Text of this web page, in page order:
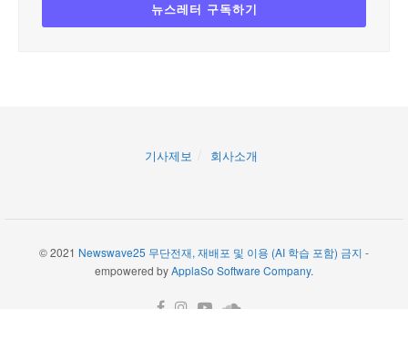
기사제보 회사소개
© 2021 Newswave25 무단전재, 재배포 및 이용 (AI 학습 포함) 금지 -
empowered byApplaSo Software Company.